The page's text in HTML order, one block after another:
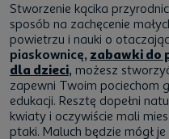
Stworzenie kącika
sposób na zachęcenie
powietrzu i nauki o
piaskownicę, zabawki do
dla dzieci, możesz
zapewni Twoim pociechom
edukacji. Resztę dopełni
kwiaty i oczywiście mali
ptaki. Maluch będzie mógł